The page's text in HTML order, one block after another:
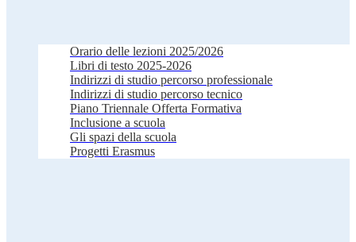
Orario delle lezioni 2025/2026
Libri di testo 2025-2026
Indirizzi di studio percorso professionale
Indirizzi di studio percorso tecnico
Piano Triennale Offerta Formativa
Inclusione a scuola
Gli spazi della scuola
Progetti Erasmus